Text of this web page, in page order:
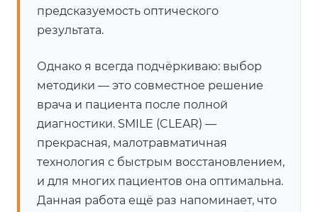
предсказуемость оптического
результата.
Однако я всегда подчёркиваю: выбор
методики — это совместное решение
врача и пациента после полной
диагностики. SMILE (CLEAR) —
прекрасная, малотравматичная
технология с быстрым восстановлением,
и для многих пациентов она оптимальна.
Данная работа ещё раз напоминает, что